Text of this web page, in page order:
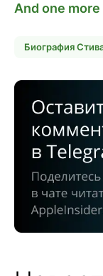
And one
Биография